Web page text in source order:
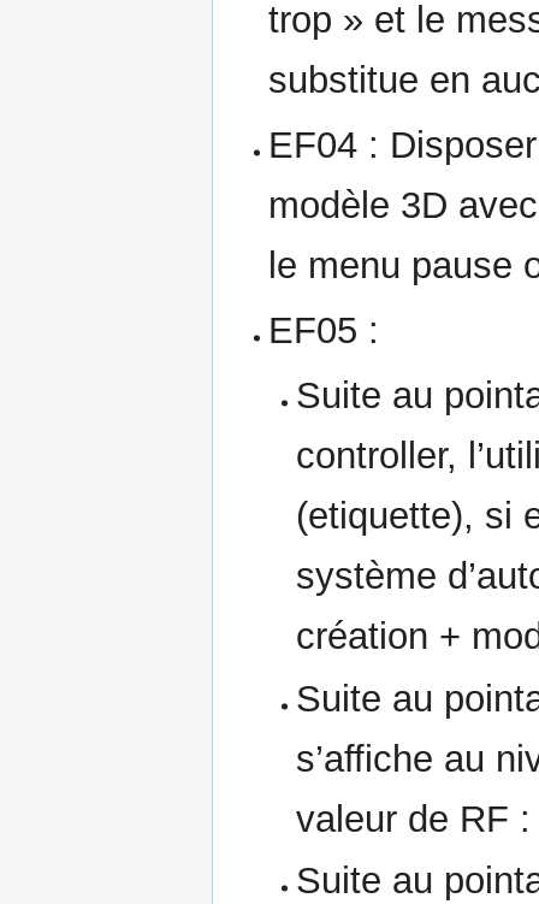
trop » et le
substitue en
EF04 :
modèle 3D
le menu pause
EF05 :
Suite au
controller,
(etiquette), si
système
création +
Suite au
s’affiche au
valeur de RF
Suite au